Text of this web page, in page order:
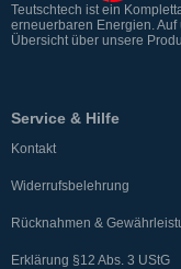
Teutschtech ist ein
erneuerbaren Energien.
Übersicht über unsere
Service & Hilfe
Kontakt
Widerrufsbelehrung
Rücknahmen &
Erklärung §12 Abs. 3 UStG